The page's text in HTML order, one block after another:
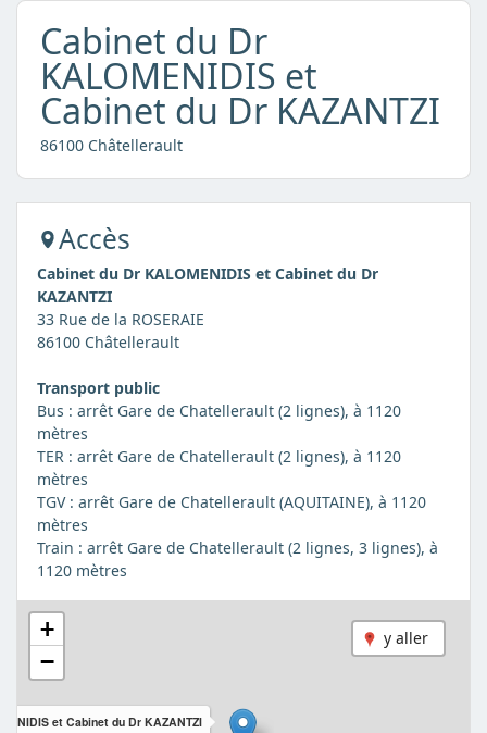
Cabinet du Dr
KALOMENIDIS et
Cabinet du Dr KAZANTZI
86100 Châtellerault
Accès
Cabinet du Dr KALOMENIDIS et Cabinet du Dr
KAZANTZI
33 Rue de la ROSERAIE
86100 Châtellerault
Transport public
Bus : arrêt Gare de Chatellerault (2 lignes), à 1120
mètres
TER : arrêt Gare de Chatellerault (2 lignes), à 1120
mètres
TGV : arrêt Gare de Chatellerault (AQUITAINE), à 1120
mètres
Train : arrêt Gare de Chatellerault (2 lignes, 3 lignes), à
1120 mètres
y aller
et Cabinet du Dr KAZANTZI
+
−